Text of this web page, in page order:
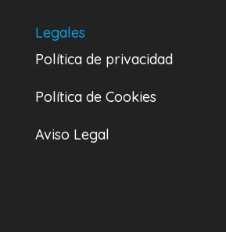
Legales
Política de privacidad
Política de Cookies
Aviso Legal